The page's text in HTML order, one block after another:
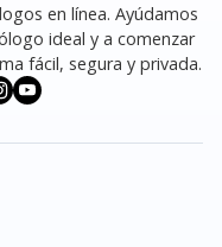
en línea. Ayúdamos
ideal y a comenzar
fácil, segura y privada.